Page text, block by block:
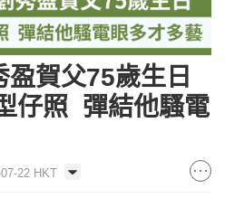
賀父75歲生日
仔照 彈結他騷電
22 HKT